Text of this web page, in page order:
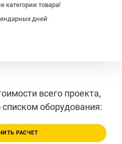
категории товара!
дней
всего проекта,
списком оборудования:
РАСЧЕТ